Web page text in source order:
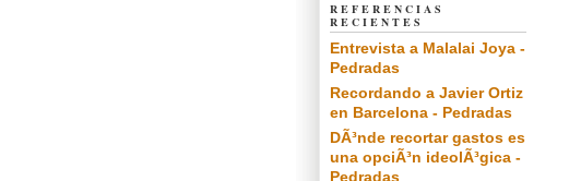
REFERENCIAS
RECIENTES
Entrevista a Malalai Joya -
Pedradas
Recordando a Javier Ortiz
en Barcelona - Pedradas
DÃ³nde recortar gastos es
una opciÃ³n ideolÃ³gica -
Pedradas